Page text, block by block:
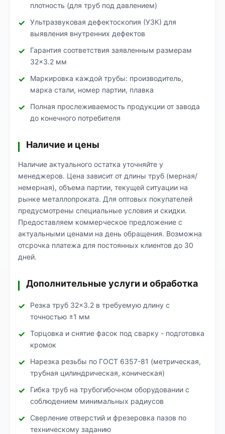
плотность (для труб под давлением)
Ультразвуковая дефектоскопия (УЗК) для
выявления внутренних дефектов
Гарантия соответствия заявленным размерам
32×3.2 мм
Маркировка каждой трубы: производитель,
марка стали, номер партии, плавка
Полная прослеживаемость продукции от завода
до конечного потребителя
Наличие и цены
Наличие актуального остатка уточняйте у
менеджеров. Цена зависит от длины труб (мерная/
немерная), объема партии, текущей ситуации на
рынке металлопроката. Для оптовых покупателей
предусмотрены специальные условия и скидки.
Предоставляем коммерческое предложение с
актуальными ценами на день обращения. Возможна
отсрочка платежа для постоянных клиентов до 30
дней.
Дополнительные услуги и обработка
Резка труб 32×3.2 в требуемую длину с
точностью ±1 мм
Торцовка и снятие фасок под сварку - подготовка
кромок
Нарезка резьбы по ГОСТ 6357-81 (метрическая,
трубная цилиндрическая, коническая)
Гибка труб на трубогибочном оборудовании с
соблюдением минимальных радиусов
Сверление отверстий и фрезеровка пазов по
техническому заданию